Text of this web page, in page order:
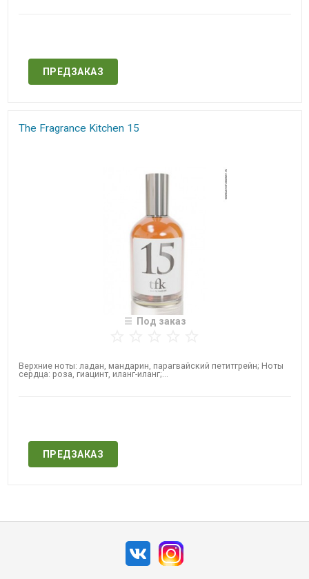
ПРЕДЗАКАЗ
The Fragrance Kitchen 15
Под заказ
Верхние ноты: ладан, мандарин, парагвайский петитгрейн; Ноты
сердца: роза, гиацинт, иланг-иланг;...
ПРЕДЗАКАЗ